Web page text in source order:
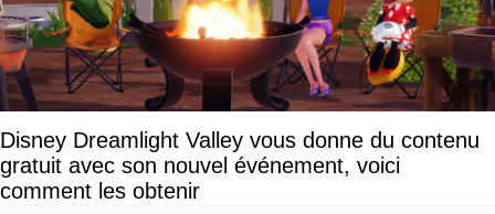
Disney Dreamlight Valley vous donne du contenu
gratuit avec son nouvel événement, voici
comment les obtenir